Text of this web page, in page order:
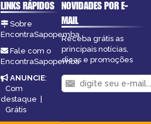
LINKS RÁPIDOS
Sobre
EncontraSapopemba
Fale com o
EncontraSapopemba
ANUNCIE:
Com
destaque |
Grátis
NOVIDADES POR E-
MAIL
Receba grátis as
principais notícias,
dicas e promoções